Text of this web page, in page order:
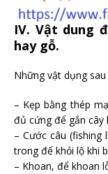
IV. Vật dung
hay gỗ.
Những vật dụng
– Kẹp bằng thép
đủ cứng để gắn cây
– Cước câu (fishing
trong để khỏi lộ khi
– Khoan, để khoan